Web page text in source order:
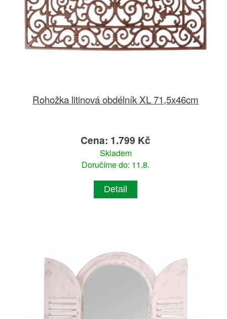
Rohožka litinová obdélník XL 71,5x46cm
Cena: 1.799 Kč
Skladem
Doručíme do: 11.8.
Detail